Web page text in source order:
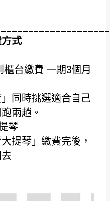
式
台繳費 一期3個月
同時挑選適合自己
兩趟。
琴
提琴」繳費完後，